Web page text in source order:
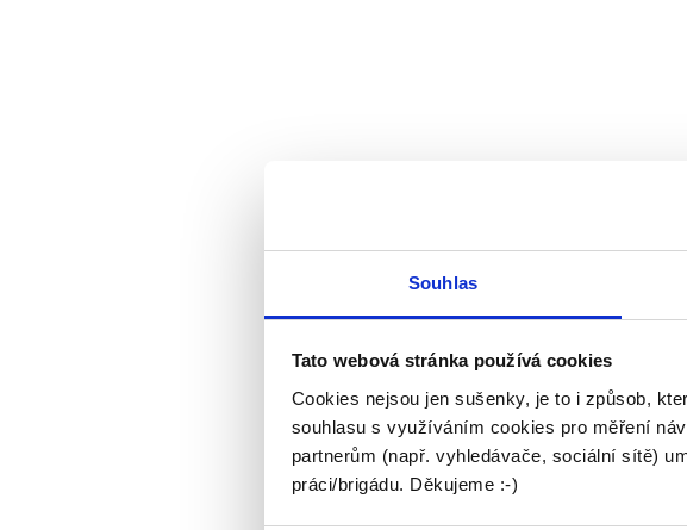
Souhlas
Tato webová stránka používá cookies
Cookies nejsou jen sušenky, je to i způsob,
souhlasu s využíváním cookies pro měření
partnerům (např. vyhledávače, sociální sítě)
práci/brigádu. Děkujeme :-)